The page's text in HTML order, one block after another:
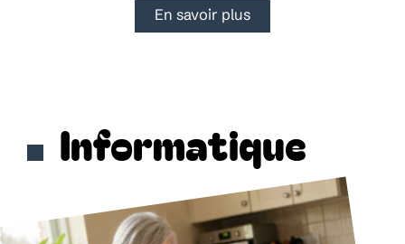
En savoir plus
Informatique